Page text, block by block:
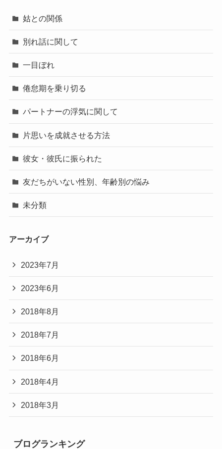
姑との関係
別れ話に関して
一目ぼれ
倦怠期を乗り切る
パートナーの浮気に関して
片思いを成就させる方法
彼女・彼氏に振られた
友だちがいない性別、年齢別の悩み
未分類
アーカイブ
2023年7月
2023年6月
2018年8月
2018年7月
2018年6月
2018年4月
2018年3月
ブログランキング